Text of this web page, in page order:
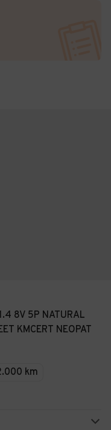
8V 5P NATURAL
KMCERT NEOPAT
km